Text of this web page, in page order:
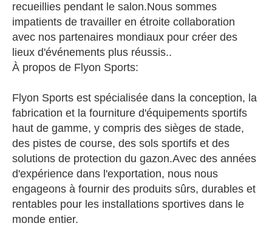
recueillies pendant le salon.Nous sommes
impatients de travailler en étroite collaboration
avec nos partenaires mondiaux pour créer des
lieux d'événements plus réussis..
À propos de Flyon Sports:
Flyon Sports est spécialisée dans la conception, la
fabrication et la fourniture d'équipements sportifs
haut de gamme, y compris des sièges de stade,
des pistes de course, des sols sportifs et des
solutions de protection du gazon.Avec des années
d'expérience dans l'exportation, nous nous
engageons à fournir des produits sûrs, durables et
rentables pour les installations sportives dans le
monde entier.